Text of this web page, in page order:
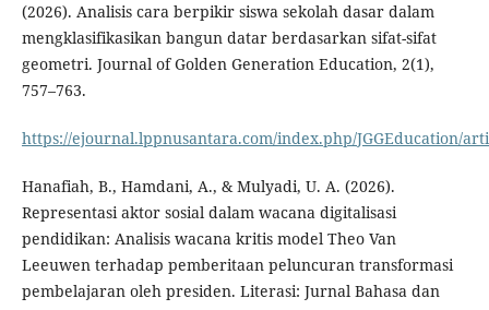
(2026). Analisis cara berpikir siswa sekolah dasar dalam
mengklasifikasikan bangun datar berdasarkan sifat-sifat
geometri. Journal of Golden Generation Education, 2(1),
757–763.
https://ejournal.lppnusantara.com/index.php/JGGEducation/
Hanafiah, B., Hamdani, A., & Mulyadi, U. A. (2026).
Representasi aktor sosial dalam wacana digitalisasi
pendidikan: Analisis wacana kritis model Theo Van
Leeuwen terhadap pemberitaan peluncuran transformasi
pembelajaran oleh presiden. Literasi: Jurnal Bahasa dan